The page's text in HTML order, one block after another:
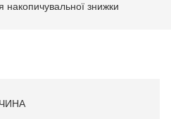
накопичувальної знижки